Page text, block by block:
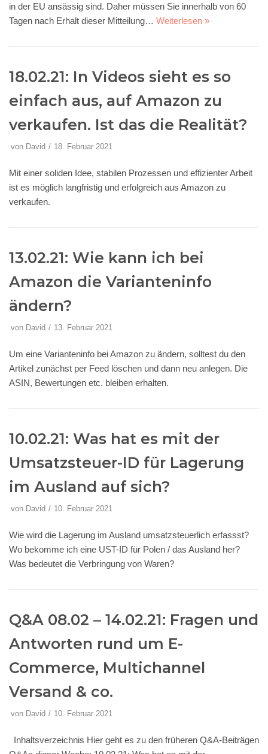
in der EU ansässig sind. Daher müssen Sie innerhalb von 60
Tagen nach Erhalt dieser Mitteilung… Weiterlesen »
18.02.21: In Videos sieht es so
einfach aus, auf Amazon zu
verkaufen. Ist das die Realität?
von David 18. Februar 2021
Mit einer soliden Idee, stabilen Prozessen und effizienter Arbeit
ist es möglich langfristig und erfolgreich aus Amazon zu
verkaufen.
13.02.21: Wie kann ich bei
Amazon die Varianteninfo
ändern?
von David 13. Februar 2021
Um eine Varianteninfo bei Amazon zu ändern, solltest du den
Artikel zunächst per Feed löschen und dann neu anlegen. Die
ASIN, Bewertungen etc. bleiben erhalten.
10.02.21: Was hat es mit der
Umsatzsteuer-ID für Lagerung
im Ausland auf sich?
von David 10. Februar 2021
Wie wird die Lagerung im Ausland umsatzsteuerlich erfassst?
Wo bekomme ich eine UST-ID für Polen / das Ausland her?
Was bedeutet die Verbringung von Waren?
Q&A 08.02 – 14.02.21: Fragen und
Antworten rund um E-
Commerce, Multichannel
Versand & co.
von David 10. Februar 2021
Inhaltsverzeichnis Hier geht es zu den früheren Q&A-Beiträgen